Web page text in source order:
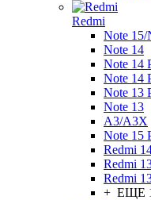
Redmi
Note 15/
Note 14
Note 14
Note 14
Note 13
Note 13
A3/A3X
Note 15
Redmi
Redmi
Redmi
+ ЕЩЕ